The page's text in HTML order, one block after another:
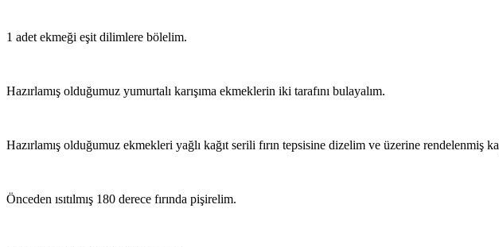
1 adet ekmeği eşit dilimlere bölelim.
Hazırlamış olduğumuz yumurtalı karışıma ekmeklerin iki tarafını bulayalım.
Hazırlamış olduğumuz ekmekleri yağlı kağıt serili fırın tepsisine dizelim ve üzerine rendelenmiş
Önceden ısıtılmış 180 derece fırında pişirelim.